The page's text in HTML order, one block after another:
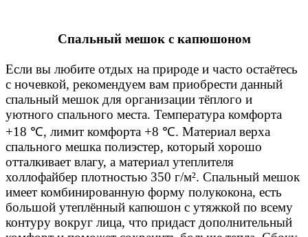
Спальный мешок с капюшоном
Если вы любите отдых на природе и часто остаётесь
с ночевкой, рекомендуем вам приобрести данный
спальный мешок для организации тёплого и
уютного спального места. Температура комфорта
+18 ℃, лимит комфорта +8 ℃. Материал верха
спального мешка полиэстер, который хорошо
отталкивает влагу, а материал утеплителя
холлофайбер плотностью 350 г/м². Спальный мешок
имеет комбинированную форму полукокона, есть
большой утеплённый капюшон с утяжкой по всему
контуру вокруг лица, что придаст дополнительный